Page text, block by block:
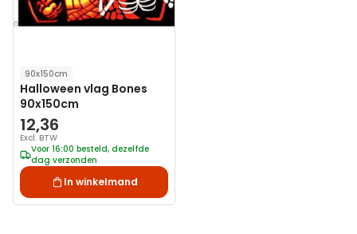
90x150cm
Halloween vlag Bones
90x150cm
12,36
Excl. BTW
Voor 16:00 besteld, dezelfde
dag verzonden
In winkelmand